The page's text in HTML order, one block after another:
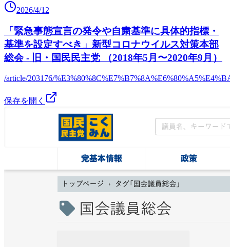
2026/4/12
「緊急事態宣言の発令や自粛基準に具体的指標・
基準を設定すべき」新型コロナウイルス対策本部
総会 - 旧・国民民主党 （2018年5月〜2020年9月）
/article/203176/
保存を開く